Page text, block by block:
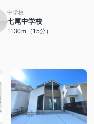
中学校
七尾中学校
1130ｍ（15分）